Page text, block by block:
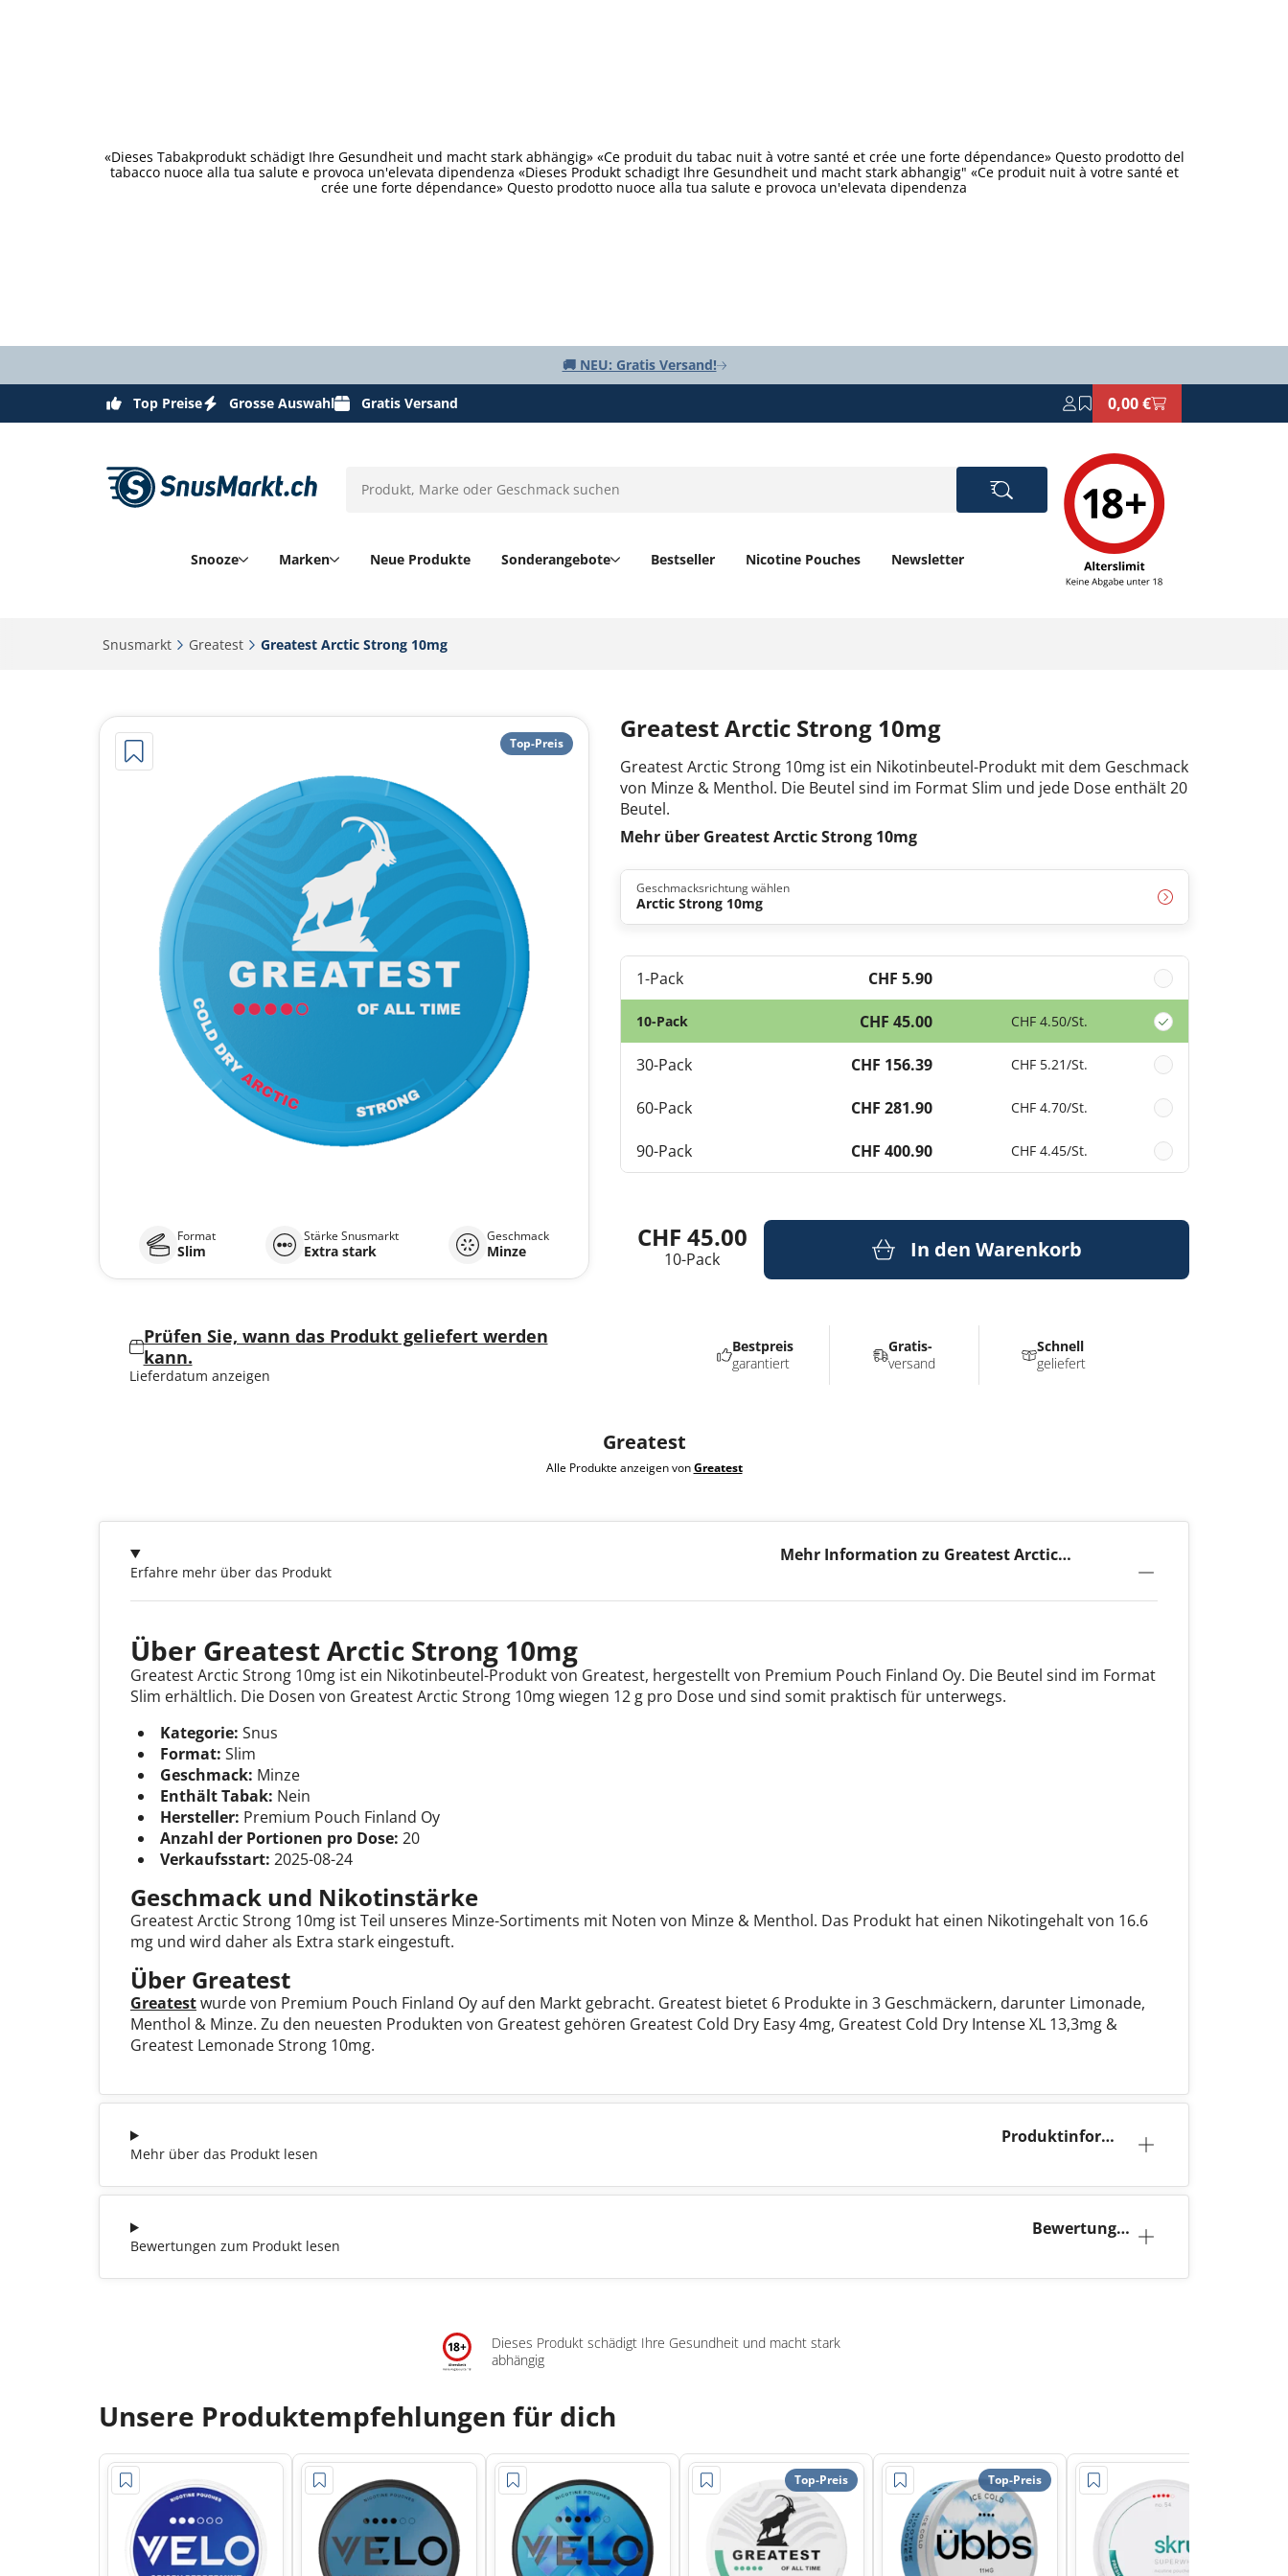
«Dieses Tabakprodukt schädigt Ihre Gesundheit und macht stark abhängig» «Ce produit du tabac nuit à votre santé et crée une forte dépendance» Questo prodotto del
tabacco nuoce alla tua salute e provoca un'elevata dipendenza «Dieses Produkt schadigt Ihre Gesundheit und macht stark abhangig" «Ce produit nuit à votre santé et
crée une forte dépendance» Questo prodotto nuoce alla tua salute e provoca un'elevata dipendenza
🚚 NEU: Gratis Versand!
Top Preise Grosse Auswahl Gratis Versand 0,00 €
Snooze Marken Neue Produkte Sonderangebote Bestseller Nicotine Pouches Newsletter
Snusmarkt‎ Greatest‎ Greatest Arctic Strong 10mg‎
Top-Preis Greatest Arctic Strong 10mg
Greatest Arctic Strong 10mg ist ein Nikotinbeutel-Produkt mit dem Geschmack
von Minze & Menthol. Die Beutel sind im Format Slim und jede Dose enthält 20
Beutel.
Mehr über Greatest Arctic Strong 10mg
Format
Slim
Stärke Snusmarkt
Extra stark
Geschmack
Minze
Geschmacksrichtung wählen
Arctic Strong 10mg
1-Pack CHF 5.90
10-Pack CHF 45.00 CHF 4.50/St.
30-Pack CHF 156.39 CHF 5.21/St.
60-Pack CHF 281.90 CHF 4.70/St.
90-Pack CHF 400.90 CHF 4.45/St.
CHF 45.00
10-Pack In den Warenkorb
Prüfen Sie, wann das Produkt geliefert werden
kann.
Lieferdatum anzeigen
Mehr Information zu Greatest Arctic
Erfahre mehr über das Produkt
Über Greatest Arctic Strong 10mg
Greatest Arctic Strong 10mg ist ein Nikotinbeutel-Produkt von Greatest, hergestellt von Premium Pouch Finland Oy. Die Beutel sind im Format
Slim erhältlich. Die Dosen von Greatest Arctic Strong 10mg wiegen 12 g pro Dose und sind somit praktisch für unterwegs.
Kategorie: Snus
Format: Slim
Geschmack: Minze
Enthält Tabak: Nein
Hersteller: Premium Pouch Finland Oy
Anzahl der Portionen pro Dose: 20
Verkaufsstart: 2025-08-24
Geschmack und Nikotinstärke
Greatest Arctic Strong 10mg ist Teil unseres Minze-Sortiments mit Noten von Minze & Menthol. Das Produkt hat einen Nikotingehalt von 16.6
mg und wird daher als Extra stark eingestuft.
Über Greatest
Greatestwurde von Premium Pouch Finland Oy auf den Markt gebracht. Greatest bietet 6 Produkte in 3 Geschmäckern, darunter Limonade,
Menthol & Minze. Zu den neuesten Produkten von Greatest gehören Greatest Cold Dry Easy 4mg, Greatest Cold Dry Intense XL 13,3mg &
Greatest Lemonade Strong 10mg.
Produktinforma
Mehr über das Produkt lesen
Bewertunge
Bewertungen zum Produkt lesen
Greatest
Alle Produkte anzeigen vonGreatest
Bestpreis
garantiert
Gratis-
versand
Schnell
geliefert
Dieses Produkt schädigt Ihre Gesundheit und macht stark
abhängig
Unsere Produktempfehlungen für dich
Top-Preis Top-Preis